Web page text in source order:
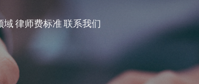
域律师费标准联系我们